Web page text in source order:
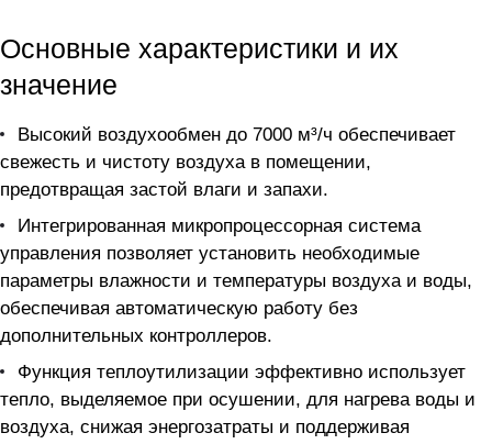
Основные характеристики и их
значение
Высокий воздухообмен до 7000 м³/ч обеспечивает
свежесть и чистоту воздуха в помещении,
предотвращая застой влаги и запахи.
Интегрированная микропроцессорная система
управления позволяет установить необходимые
параметры влажности и температуры воздуха и воды,
обеспечивая автоматическую работу без
дополнительных контроллеров.
Функция теплоутилизации эффективно использует
тепло, выделяемое при осушении, для нагрева воды и
воздуха, снижая энергозатраты и поддерживая